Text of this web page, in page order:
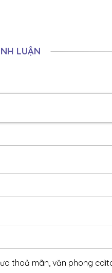
09/08/2022
09/08/2022
09/08/2022
09/08/2022
LUẬN
thoả mãn, văn phong